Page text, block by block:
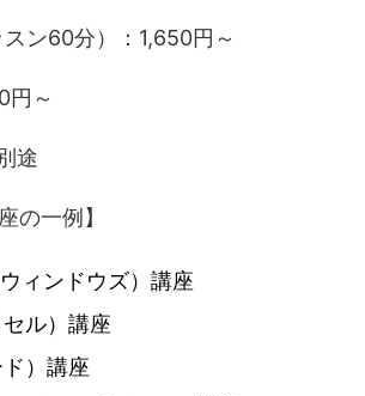
ン60分）：1,650円～
～
途
の一例】
ィンドウズ）講座
ル）講座
）講座